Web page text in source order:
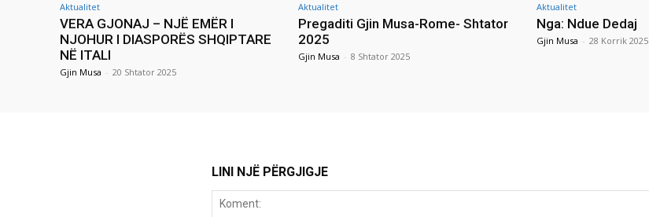
Aktualitet
VERA GJONAJ – NJË EMËR I
NJOHUR I DIASPORËS SHQIPTARE
NË ITALI
Gjin Musa - 20 Shtator 2025
Aktualitet
Pregaditi Gjin Musa-Rome- Shtator
2025
Gjin Musa - 8 Shtator 2025
Aktualitet
Nga: Ndue Dedaj
Gjin Musa - 28 Korrik 2025
LINI NJË PËRGJIGJE